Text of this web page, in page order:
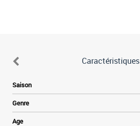
Caractéristiques
Saison
Genre
Age